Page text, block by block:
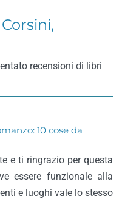
recensioni di libri
10 cose da
e ti ringrazio per questa
essere funzionale alla
e luoghi vale lo stesso